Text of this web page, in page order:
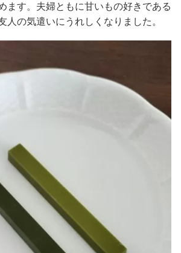
ます。夫婦ともに甘いもの好きである
人の気遣いにうれしくなりました。